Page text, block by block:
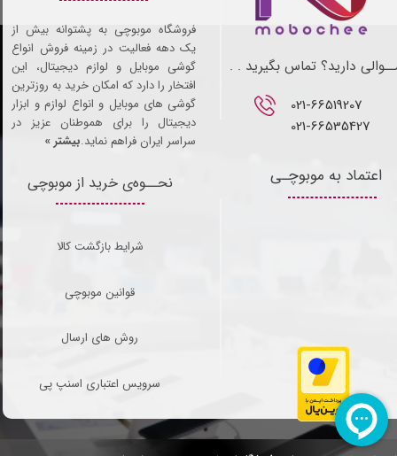
021-66519207​​​​​​​
021-66535427
دارید؟ تماس بگیرید . .
نحــوه‌ی خرید از موبوچی
شرایط بازگشت کالا
قوانین موبوچی
روش های ارسال
سرویس اعتباری اسنپ پی
اعتماد به موبوچـی
فروشگاه موبوچی به پشتوانه بیش از
یک دهه فعالیت در زمینه فروش انواع
گوشی موبایل و لوازم دیجیتال، این
افتخار را دارد که امکان خرید به روزترین
گوشی های موبایل و انواع لوازم و ابزار
دیجیتال را برای هموطنان عزیز در
سراسر ایران فراهم نماید.بیشتر »